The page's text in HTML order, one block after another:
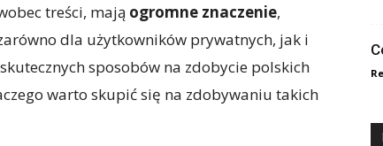
treści, mają ogromne znaczenie,
dla użytkowników prywatnych, jak i
sposobów na zdobycie polskich
warto skupić się na zdobywaniu takich